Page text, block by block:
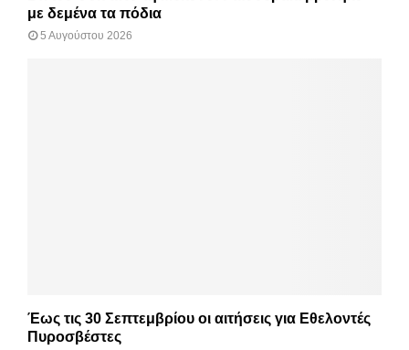
με δεμένα τα πόδια
5 Αυγούστου 2026
Έως τις 30 Σεπτεμβρίου οι αιτήσεις για Εθελοντές
Πυροσβέστες